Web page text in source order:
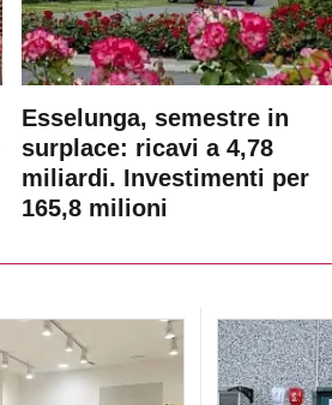
Esselunga, semestre in
surplace: ricavi a 4,78
miliardi. Investimenti per
165,8 milioni